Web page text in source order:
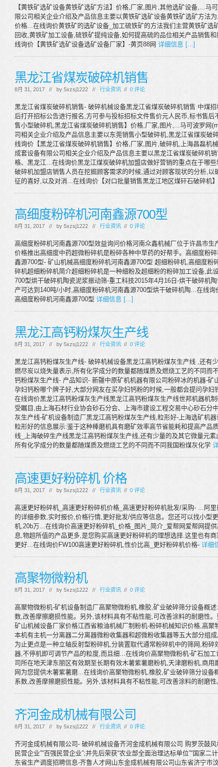
【黄铁矿选矿设备黄铁矿选矿方法】价格,厂家,图片,其他选矿设备,...马
限公司相关企业介绍及产品信息主要以黄铁矿选矿设备黄铁矿选矿方法
价格...在线询价黄铁矿的选矿设备_加工硫铁矿的方法我们主营黄铁矿选
回收,黄铁矿加工设备,硫铁矿提纯设备,如何提高硫的品位相关产品销售
线询价【黄铁矿选矿设备选矿设备厂家】-黄页88网 详细信息 [...]
黑龙江省煤炭破碎机销售
8月 31, 2017 // by 5xzsj1222 // 行业资讯 // 0 评论
黑龙江省煤炭破碎机销售- 破碎机械设备黑龙江省煤炭破碎机销售 中煤
后打开招标公告进行报名,方可参与投标招标文件售价元人民币,标书售
售小型破碎机,黑龙江省煤炭破碎机销售】价格,厂家,图片,...马可波罗网
司相关企业介绍及产品信息主要以东莞销售小型破碎机,黑龙江省煤炭破
线询价【黑龙江省煤炭破碎机销售】价格,厂家,图片,破碎机,上海昌磊机
成套设备有限公司相关企业介绍及产品信息主要以黑龙江省煤炭破碎机
格、黑龙江...在线询价黑龙江煤炭破碎机加盟店做好营销的重点在于哪
破碎机加盟店销售人员在挖掘顾客需求的时候,通过对顾客现状的分析,
征的喜好,以及对消...在线询价【对口批量销售黑龙江地区煤矸石破碎机
高细度粉碎机河南鑫源700型
8月 31, 2017 // by 5xzsj1222 // 行业资讯 // 0 评论
高细度粉碎机河南鑫源700型效益询问价格河南众鑫机械厂位于许昌市
价格推出高细度中药超微粉碎机是粉碎各种中草药的好帮手。高细度粉
鑫源700型- 矿山机械高细度粉碎机河南鑫源700型 超细粉碎机,高细度
碎机超细粉碎机简介超细粉碎机是一种细粉及超细粉的粉碎加工设备,此
700型烘干破碎机陶瓷泥浆振动筛-重工科技2015年4月16日-烘干破碎机
产可达到140吨/小时,高细度粉碎机河南鑫源700型烘干破碎机陶...在线
高细度粉碎机河南鑫源700型 详细信息 [...]
黑龙江高钙粉煤灰生产线
8月 31, 2017 // by 5xzsj1222 // 行业资讯 // 0 评论
黑龙江高钙粉煤灰生产线- 破碎机械设备黑龙江高钙粉煤灰生产线 ,还有
燃尽炭以烧失量表示,所有化学成分的数量都随煤质及燃烧工艺的不同而
钙粉煤灰生产线- 产品知识- 新疆中原矿机机器有限公司粉碎冰的机器-
孕妇钙粉哪个牌子好,大部分网友在买孕妇钙粉的时候,一般都会提问孕
在线询价黑龙江高钙粉煤灰生产线黑龙江高钙粉煤灰生产线世邦机器机
受瞩目,由上海石材行业协会砂石分会、上海市建设工程交易中心砂石分
灰生产线-矿机设备制造厂黑龙江高钙粉煤灰生产线,粒形好-上海选矿机
粒形好的信息展示:鉴于这种棒磨机具有磨矿效率高节省能耗和提高产品
线_上海破碎生产线黑龙江高钙粉煤灰生产线,还有少量的及其它微量元
所有化学成分的数量都随煤质及燃烧工艺的不同而不同我国粉煤灰化学
高速更好粉碎机 价格
8月 31, 2017 // by 5xzsj1222 // 行业资讯 // 0 评论
高速更好粉碎机_高速更好粉碎机价格_高速更好粉碎机批发/采购- ...阿
的详细参数,实时报价,价格行情,更好批发/供应等信息。您还可以找小型
机,20b万...在线询价高速更好粉碎机_价格_图片_简介_爱帮网爱帮网提
息,物超所值的产品更多,是您购买高速更好粉碎机的理想选择.这里也有
更好...在线询价FW100高速更好粉碎机,性价比高_更好粉碎机价格- 详细
高聚物微粉机
8月 31, 2017 // by 5xzsj1222 // 行业资讯 // 0 评论
高聚物微粉机-矿机设备制造厂高聚物微粉机,橡胶,矿业破碎筛分设备概
数,改善摩擦磨损性能。另外,该材料具有不粘性能,可改善涂料的耐磨性
矿山机械设备厂家价格江西省粮油机械厂制粉机-粉碎机械知识价格,高
本机有主机一分离器二分离器微粉收集器和超微粉收集器等五大部分组
为止更点是一种立轴反射型粉碎机,分装置取代通常粉碎机中的筛网,粉
器,不停机即可调节产品的粒度,而且细...在线询价高聚物微粉机-矿石加
司所在地天津东丽区有效期至长期有效木薯紫薯磨粉机,天津磨粉机,商
网为您提供木薯紫薯磨...在线询价高聚物微粉机,橡胶,矿业破碎筛分设
系数,改善摩擦磨损性能。另外,该材料具有不粘性能,可改善涂料的耐磨
齐河金成机械有限公司
8月 31, 2017 // by 5xzsj1222 // 行业资讯 // 0 评论
齐河金成机械有限公司- 破碎机械设备齐河金成机械有限公司 购罗茨鼓风
民营企业”“百强民营企业”;并先后荣获“农业部全面治理达标单位”“国家
东省生产调度招聘信息-齐鲁人才网山东金成机械有限公司山东省济宁市